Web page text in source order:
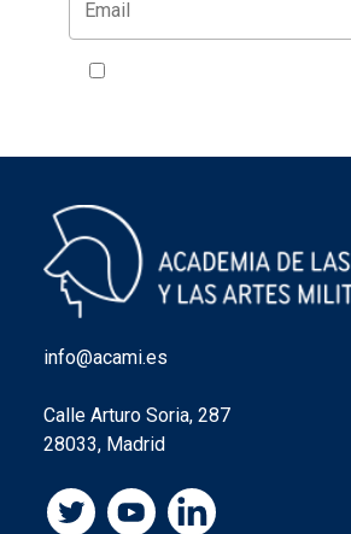
info@acami.es
Calle Arturo Soria, 287
28033, Madrid